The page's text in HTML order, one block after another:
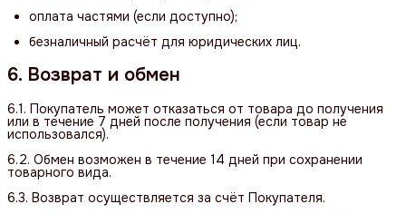
оплата частями (если доступно);
безналичный расчёт для юридических лиц.
6. Возврат и обмен
6.1. Покупатель может отказаться от товара до получения
или в течение 7 дней после получения (если товар не
использовался).
6.2. Обмен возможен в течение 14 дней при сохранении
товарного вида.
6.3. Возврат осуществляется за счёт Покупателя.